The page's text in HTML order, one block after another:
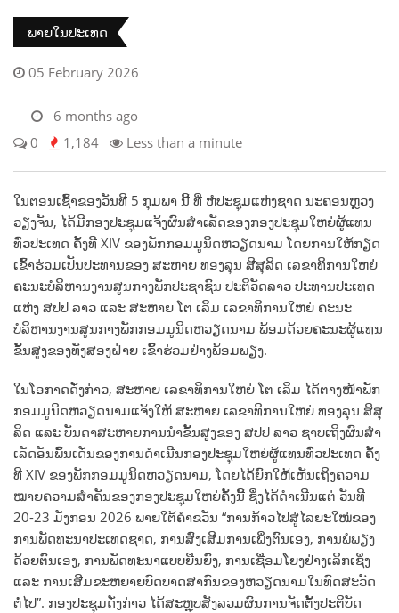
ພາຍໃນປະເທດ
05 February 2026
6 months ago
0
1,184 Less than a minute
ໃນຕອນເຊົ້າຂອງວັນທີ 5 ກຸມພາ ນີ້ ທີ່ ຫໍປະຊຸມແຫ່ງຊາດ ນະຄອນຫຼວງ
ວຽງຈັນ, ໄດ້ມີກອງປະຊຸມແຈ້ງຜົນສໍາເລັດຂອງກອງປະຊຸມໃຫຍ່ຜູ້ແທນ
ທົ່ວປະເທດ ຄັ້ງທີ XIV ຂອງພັກກອມມູນິດຫວຽດນາມ ໂດຍການໃຫ້ກຽດ
ເຂົ້າຮ່ວມເປັນປະທານຂອງ ສະຫາຍ ທອງລຸນ ສີສຸລິດ ເລຂາທິການໃຫຍ່
ຄະນະບໍລິຫານງານສູນກາງພັກປະຊາຊົນ ປະຕິວັດລາວ ປະທານປະເທດ
ແຫ່ງ ສປປ ລາວ ແລະ ສະຫາຍ ໂຕ ເລິມ ເລຂາທິການໃຫຍ່ ຄະນະ
ບໍລິຫານງານສູນກາງພັກກອມມູນິດຫວຽດນາມ ພ້ອມດ້ວຍຄະນະຜູ້ແທນ
ຂັ້ນສູງຂອງທັງສອງຝ່າຍ ເຂົ້າຮ່ວມຢ່າງພ້ອມພຽງ.
ໃນໂອກາດດັ່ງກ່າວ, ສະຫາຍ ເລຂາທິການໃຫຍ່ ໂຕ ເລິມ ໄດ້ຕາງໜ້າພັກ
ກອມມູນິດຫວຽດນາມແຈ້ງໃຫ້ ສະຫາຍ ເລຂາທິການໃຫຍ່ ທອງລຸນ ສີສຸ
ລິດ ແລະ ບັນດາສະຫາຍການນໍາຂັ້ນສູງຂອງ ສປປ ລາວ ຊາບເຖິງຜົນສໍາ
ເລັດອັນພົ້ນເດັ່ນຂອງການດໍາເນີນກອງປະຊຸມໃຫຍ່ຜູ້ແທນທົ່ວປະເທດ ຄັ້ງ
ທີ XIV ຂອງພັກກອມມູນິດຫວຽດນາມ, ໂດຍໄດ້ຍົກໃຫ້ເຫັນເຖິງຄວາມ
ໝາຍຄວາມສໍາຄັນຂອງກອງປະຊຸມໃຫຍ່ຄັ້ງນີ້ ຊຶ່ງໄດ້ດໍາເນີນແຕ່ ວັນທີ
20-23 ມັງກອນ 2026 ພາຍໃຕ້ຄໍາຂວັນ “ການກ້າວໄປສູ່ໄລຍະໃໝ່ຂອງ
ການພັດທະນາປະເທດຊາດ, ການສົ່ງເສີມການເພິ່ງຕົນເອງ, ການພໍພຽງ
ດ້ວຍຕົນເອງ, ການພັດທະນາແບບຍືນຍົງ, ການເຊື່ອມໂຍງຢ່າງເລິກເຊິ່ງ
ແລະ ການເສີມຂະຫຍາຍບົດບາດສາກົນຂອງຫວຽດນາມໃນທົດສະວັດ
ຕໍ່ໄປ”. ກອງປະຊຸມດັ່ງກ່າວ ໄດ້ສະຫຼຸບສັງລວມຜົນການຈັດຕັ້ງປະຕິບັດ